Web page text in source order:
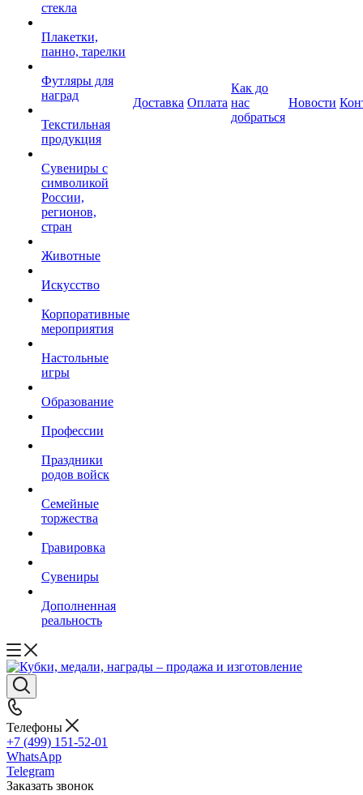
стекла
Плакетки,
панно, тарелки
Футляры для
наград
Текстильная
продукция
Сувениры с
символикой
России,
регионов,
стран
Животные
Искусство
Корпоративные
мероприятия
Настольные
игры
Образование
Профессии
Праздники
родов войск
Семейные
торжества
Гравировка
Сувениры
Дополненная
реальность
Доставка Оплата
Как до
нас
добраться
Новости
Телефоны
+7 (499) 151-52-01
WhatsApp
Telegram
Заказать звонок